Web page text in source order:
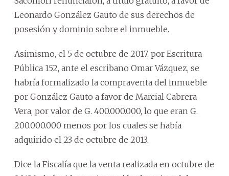
Leonardo González Gauto de sus derechos de
posesión y dominio sobre el inmueble.
Asimismo, el 5 de octubre de 2017, por Escritura
Pública 152, ante el escribano Omar Vázquez, se
habría formalizado la compraventa del inmueble
por González Gauto a favor de Marcial Cabrera
Vera, por valor de G. 400.000.000, lo que eran G.
200.000.000 menos por los cuales se había
adquirido el 23 de octubre de 2013.
Dice la Fiscalía que la venta realizada en octubre de